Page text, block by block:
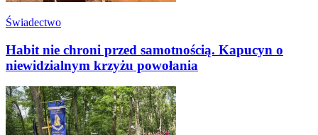
Świadectwo
Habit nie chroni przed samotnością. Kapucyn o
niewidzialnym krzyżu powołania